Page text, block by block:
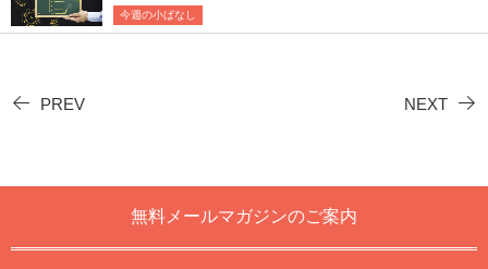
今週の小ばなし
PREV NEXT
無料メールマガジンのご案内